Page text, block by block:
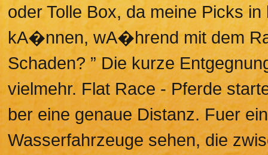
oder Tolle Box, da meine Picks
kA�nnen, wA�hrend mit dem
Schaden? ” Die kurze
vielmehr. Flat Race - Pferde
ber eine genaue Distanz. Fuer
Wasserfahrzeuge sehen, die